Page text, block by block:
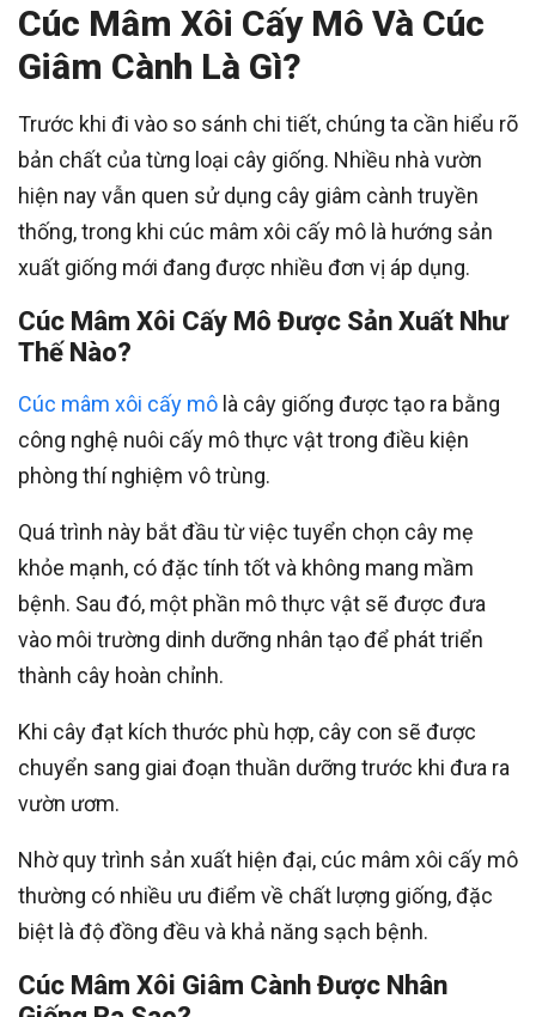
Cúc Mâm Xôi Cấy Mô Và Cúc
Giâm Cành Là Gì?
Trước khi đi vào so sánh chi tiết, chúng ta cần hiểu rõ
bản chất của từng loại cây giống. Nhiều nhà vườn
hiện nay vẫn quen sử dụng cây giâm cành truyền
thống, trong khi cúc mâm xôi cấy mô là hướng sản
xuất giống mới đang được nhiều đơn vị áp dụng.
Cúc Mâm Xôi Cấy Mô Được Sản Xuất Như
Thế Nào?
Cúc mâm xôi cấy mô là cây giống được tạo ra bằng
công nghệ nuôi cấy mô thực vật trong điều kiện
phòng thí nghiệm vô trùng.
Quá trình này bắt đầu từ việc tuyển chọn cây mẹ
khỏe mạnh, có đặc tính tốt và không mang mầm
bệnh. Sau đó, một phần mô thực vật sẽ được đưa
vào môi trường dinh dưỡng nhân tạo để phát triển
thành cây hoàn chỉnh.
Khi cây đạt kích thước phù hợp, cây con sẽ được
chuyển sang giai đoạn thuần dưỡng trước khi đưa ra
vườn ươm.
Nhờ quy trình sản xuất hiện đại, cúc mâm xôi cấy mô
thường có nhiều ưu điểm về chất lượng giống, đặc
biệt là độ đồng đều và khả năng sạch bệnh.
Cúc Mâm Xôi Giâm Cành Được Nhân